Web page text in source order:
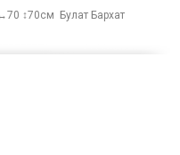
↕70см Булат Бархат